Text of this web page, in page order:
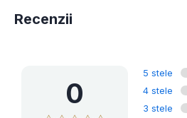
Recenzii
0
5 stele
4 stele
3 stele